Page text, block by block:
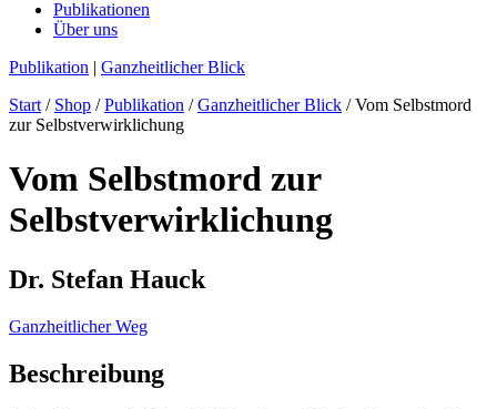
Publikationen
Über uns
Publikation | Ganzheitlicher Blick
Start / Shop /Publikation /Ganzheitlicher Blick / Vom Selbstmord
zur Selbstverwirklichung
Vom Selbstmord zur
Selbstverwirklichung
Dr. Stefan Hauck
Ganzheitlicher Weg
Beschreibung